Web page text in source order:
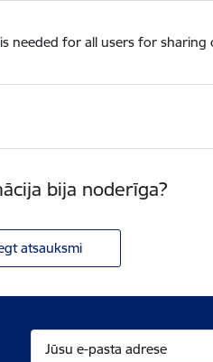
needed for all users for sharing
bija noderīga?
atsauksmi